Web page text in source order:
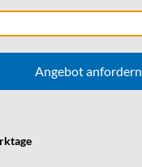
Angebot anfordern